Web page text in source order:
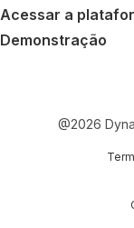
Acessar a
Demonstração
@2026